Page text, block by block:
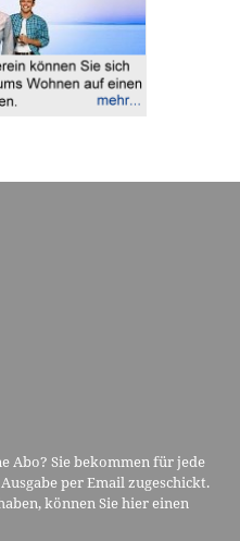
Abo? Sie bekommen für jede
per Email zugeschickt.
können Sie hier einen